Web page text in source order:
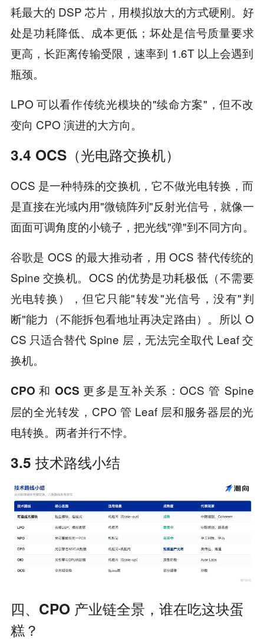
耗最大的 DSP 芯片，用模拟放大的方式硬刚。好
处是功耗降低、成本更低；坏处是信号质量要求
更高，长距离传输受限，速率到 1.6T 以上会遇到
瓶颈。
LPO 可以看作传统光模块的"续命方案"，但不改
变向 CPO 演进的大方向。
3.4 OCS（光电路交换机）
OCS 是一种特殊的交换机，它不做光电转换，而
是直接在光域内用"微镜阵列"反射光信号，就像一
面面可调角度的小镜子，把光线"弹"到不同方向。
谷歌是 OCS 的最大推动者，用 OCS 替代传统的
Spine 交换机。OCS 的优势是功耗极低（不需要
光电转换），但它只能"转发"光信号，没有"判
断"能力（不能拆包看地址再决定路由）。所以 O
CS 只适合替代 Spine 层，无法完全取代 Leaf 交
换机。
CPO 和 OCS 更多是互补关系 ：OCS 管 Spine
层的全光转发，CPO 管 Leaf 层和服务器层的光
电转换。两者并行不悖。
3.5 技术路线小结
四、CPO 产业链全景，谁在吃这块蛋
糕？